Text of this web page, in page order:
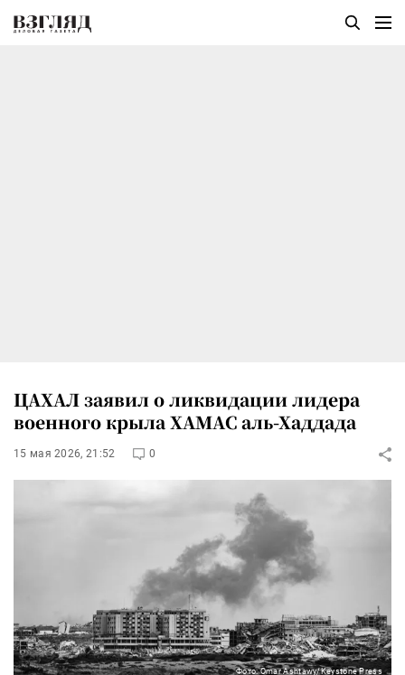
ЦАХАЛ заявил о ликвидации лидера
военного крыла ХАМАС аль-Хаддада
15 мая 2026, 21:52 0
Фото: Omar Ashtawy/Keystone Press